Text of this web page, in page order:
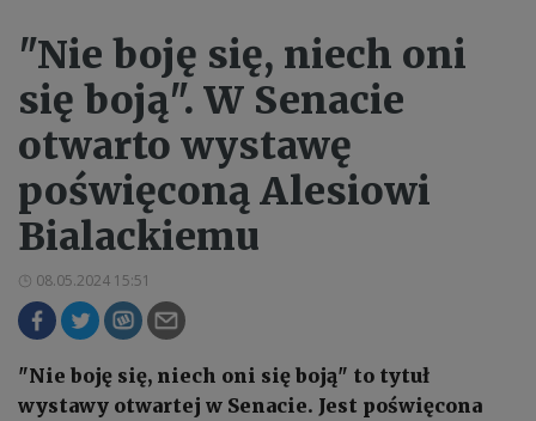
"Nie boję się, niech oni
się boją". W Senacie
otwarto wystawę
poświęconą Alesiowi
Bialackiemu
08.05.2024 15:51
"Nie boję się, niech oni się boją" to tytuł
wystawy otwartej w Senacie. Jest poświęcona